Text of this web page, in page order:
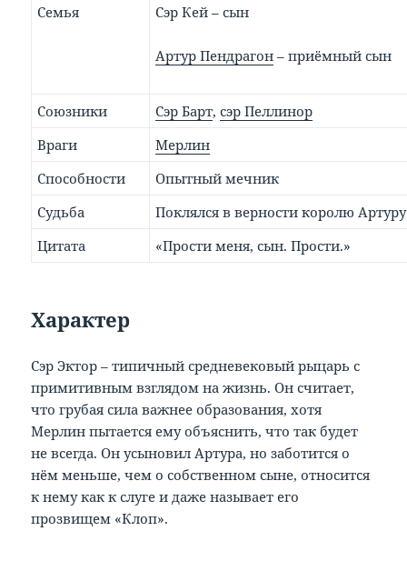
Семья
Сэр Кей – сын
Артур Пендрагон – приёмный сын
Союзники Сэр Барт,сэр Пеллинор
Враги
Мерлин
Способности
Опытный мечник
Судьба
Поклялся в верности королю Артуру
Цитата
«Прости меня, сын. Прости.»
Характер
Сэр Эктор – типичный средневековый рыцарь с
примитивным взглядом на жизнь. Он считает,
что грубая сила важнее образования, хотя
Мерлин пытается ему объяснить, что так будет
не всегда. Он усыновил Артура, но заботится о
нём меньше, чем о собственном сыне, относится
к нему как к слуге и даже называет его
прозвищем «Клоп».